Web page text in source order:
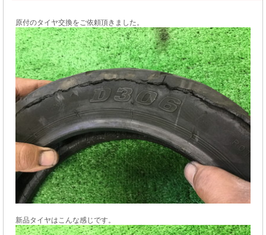
原付のタイヤ交換をご依頼頂きました。
新品タイヤはこんな感じです。